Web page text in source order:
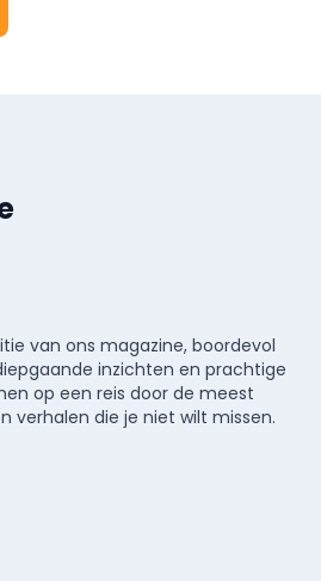
van ons magazine, boordevol
inzichten en prachtige
op een reis door de meest
verhalen die je niet wilt missen.